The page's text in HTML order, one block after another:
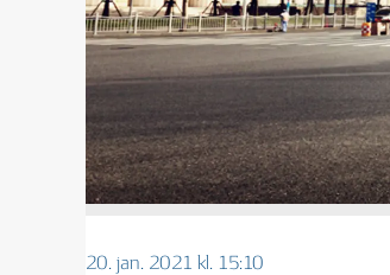
20. jan. 2021 kl. 15:10